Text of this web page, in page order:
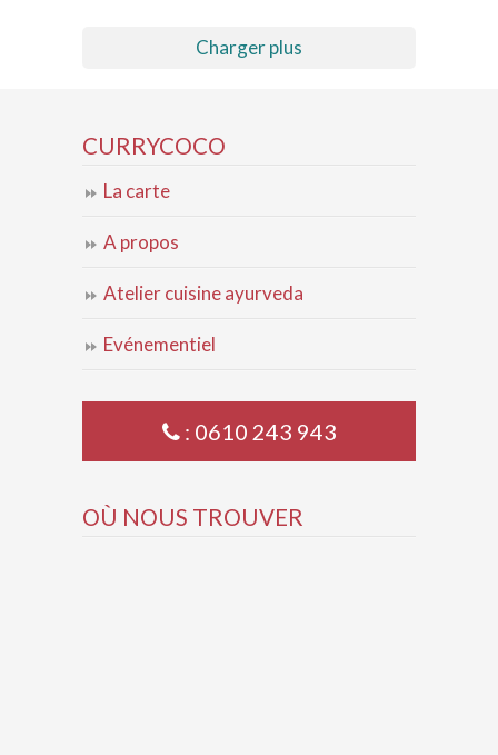
Charger plus
CURRYCOCO
La carte
A propos
Atelier cuisine ayurveda
Evénementiel
: 0610 243 943
OÙ NOUS TROUVER